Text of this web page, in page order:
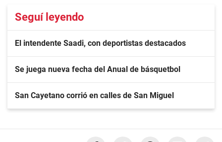
Seguí leyendo
El intendente Saadi, con deportistas destacados
Se juega nueva fecha del Anual de básquetbol
San Cayetano corrió en calles de San Miguel